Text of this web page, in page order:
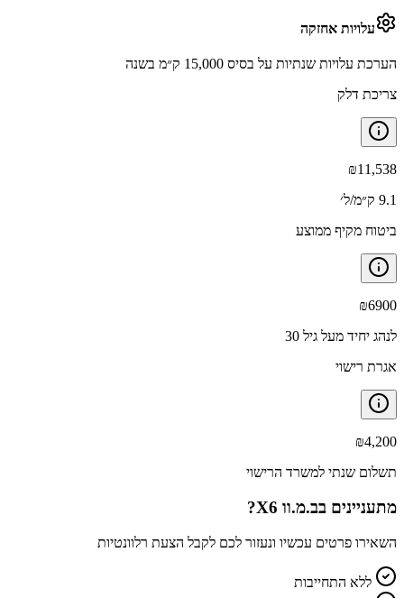
עלויות אחזקה
הערכת עלויות שנתיות על בסיס 15,000 ק״מ בשנה
צריכת דלק
₪11,538
9.1 ק״מ/ל׳
ביטוח מקיף ממוצע
₪6900
לנהג יחיד מעל גיל 30
אגרת רישוי
₪4,200
תשלום שנתי למשרד הרישוי
מתעניינים בב.מ.וו X6 ?
השאירו פרטים עכשיו ונעזור לכם לקבל הצעת רלוונטיות
ללא התחייבות